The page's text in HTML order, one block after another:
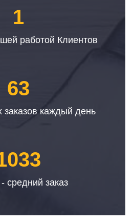
1
работой Клиентов
63
каждый день
средний заказ